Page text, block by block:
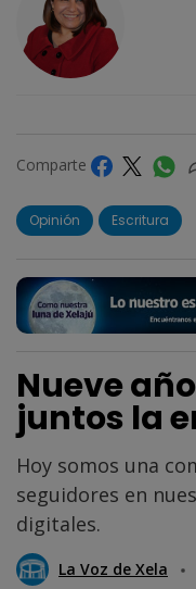
Comparte
Opinión Escritura
Nueve
juntos la
Hoy somos una
seguidores en
digitales.
La Voz de Xela